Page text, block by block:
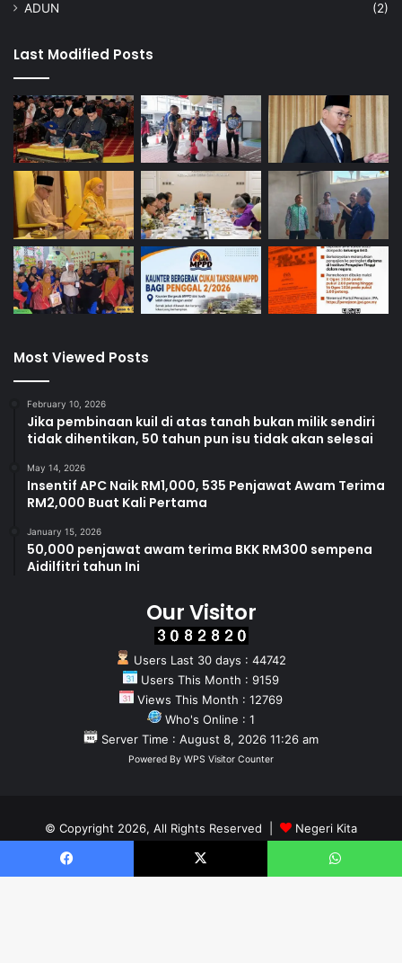
ADUN
(2)
Last Modified Posts
Most Viewed Posts
February 10, 2026
Jika pembinaan kuil di atas tanah bukan milik sendiri
tidak dihentikan, 50 tahun pun isu tidak akan selesai
May 14, 2026
Insentif APC Naik RM1,000, 535 Penjawat Awam Terima
RM2,000 Buat Kali Pertama
January 15, 2026
50,000 penjawat awam terima BKK RM300 sempena
Aidilfitri tahun Ini
Our Visitor
Users Last 30 days : 44742
Users This Month : 9159
Views This Month : 12769
Who's Online : 1
Server Time : August 8, 2026 11:26 am
Powered By WPS Visitor Counter
© Copyright 2026, All Rights Reserved |
Negeri Kita
About
Facebook X WhatsApp